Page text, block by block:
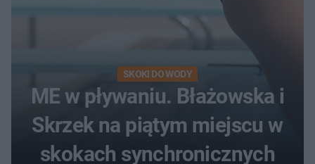
SKOKI DO WODY
ME w pływaniu. Błażowska i
Skrzek na piątym miejscu w
skokach synchronicznych